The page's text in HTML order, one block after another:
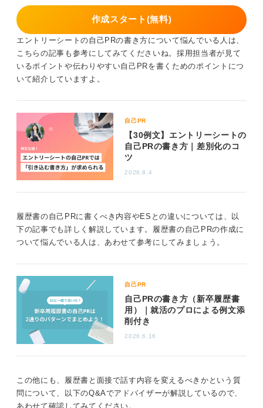
作成スタート(無料)
エントリーシートの自己PRの書き方について悩んでいる人は、
こちらの記事も参考にしてみてくださいね。採用担当者が見て
いるポイントや伝わりやすい自己PRを書くためのポイントにつ
いて紹介していますよ。
自己PR
【30例文】エントリーシートの
自己PRの書き方｜差別化のコ
ツ
2026.8.4
履歴書の自己PRに書くべき内容やESとの違いについては、以
下の記事でも詳しく解説しています。履歴書の自己PRの作成に
ついて悩んでいる人は、あわせて参考にしてみましょう。
自己PR
自己PRの書き方（新卒履歴書
用）｜就活のプロによる例文添
削付き
2026.6.16
この他にも、履歴書と面接で話す内容を変えるべきかという質
問について、以下のQ&Aでアドバイザーが解説しているので、
あわせて確認してみてください。